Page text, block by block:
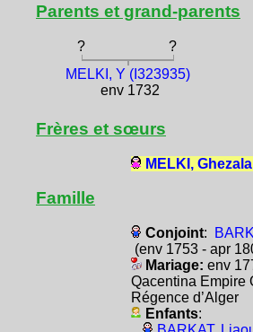
Parents et grand-parents
? ?
MELKI, Y (I323935)
env 1732
Frères et sœurs
MELKI,
Famille
Conjoint:
(env 1753 - apr
Mariage: env
Qacentina Empire
Régence d’Alger
Enfants: